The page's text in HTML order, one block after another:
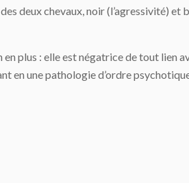
deux chevaux, noir (l’agressivité) et
plus : elle est négatrice de tout lien
en une pathologie d’ordre